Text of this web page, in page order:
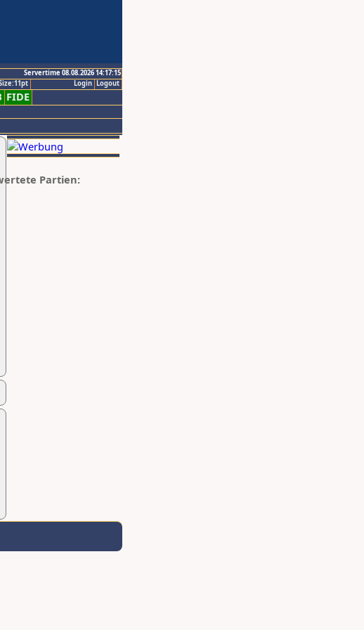
Servertime 08.08.2026 14:17:15
Logout
Login
FIDE
Partien: